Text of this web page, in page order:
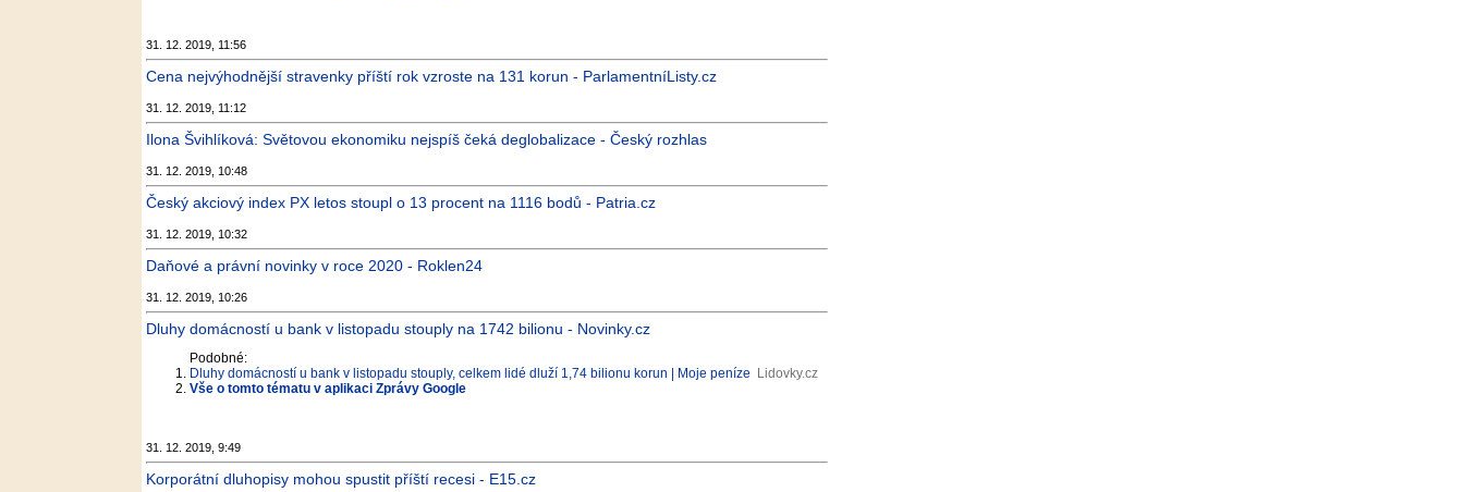
31. 12. 2019, 11:56
Cena nejvýhodnější stravenky příští rok vzroste na 131 korun - ParlamentníListy.cz
31. 12. 2019, 11:12
Ilona Švihlíková: Světovou ekonomiku nejspíš čeká deglobalizace - Český rozhlas
31. 12. 2019, 10:48
Český akciový index PX letos stoupl o 13 procent na 1116 bodů - Patria.cz
31. 12. 2019, 10:32
Daňové a právní novinky v roce 2020 - Roklen24
31. 12. 2019, 10:26
Dluhy domácností u bank v listopadu stouply na 1742 bilionu - Novinky.cz
Podobné:
Dluhy domácností u bank v listopadu stouply, celkem lidé dluží 1,74 bilionu korun | Moje peníze
Lidovky.cz
Vše o tomto tématu v aplikaci Zprávy Google
31. 12. 2019, 9:49
Korporátní dluhopisy mohou spustit příští recesi - E15.cz